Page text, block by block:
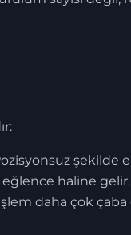
şekilde
haline gelir.
daha çok